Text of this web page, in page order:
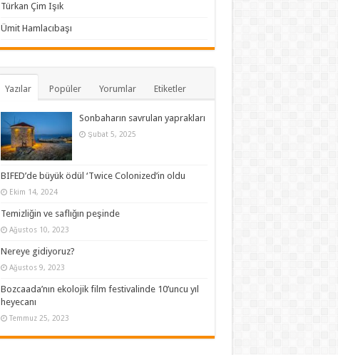
Türkan Çim Işık
Ümit Hamlacıbaşı
Yazılar Popüler Yorumlar Etiketler
Sonbaharın savrulan yaprakları
Şubat 5, 2025
BIFED’de büyük ödül ‘Twice Colonized’in oldu
Ekim 14, 2024
Temizliğin ve saflığın peşinde
Ağustos 10, 2023
Nereye gidiyoruz?
Ağustos 9, 2023
Bozcaada’nın ekolojik film festivalinde 10’uncu yıl
heyecanı
Temmuz 25, 2023